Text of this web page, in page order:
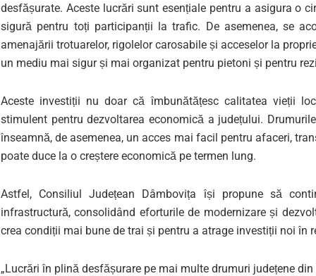
desfășurate. Aceste lucrări sunt esențiale pentru a asigura o
sigură pentru toți participanții la trafic. De asemenea, se
amenajării trotuarelor, rigolelor carosabile și acceselor la
un mediu mai sigur și mai organizat pentru pietoni și pentru
Aceste investiții nu doar că îmbunătățesc calitatea vieții
stimulent pentru dezvoltarea economică a județului.
înseamnă, de asemenea, un acces mai facil pentru afaceri,
poate duce la o creștere economică pe termen lung.
Astfel, Consiliul Județean Dâmbovița își propune să
infrastructură, consolidând eforturile de modernizare și
crea condiții mai bune de trai și pentru a atrage investiții noi în
„Lucrări în plină desfășurare pe mai multe drumuri județene